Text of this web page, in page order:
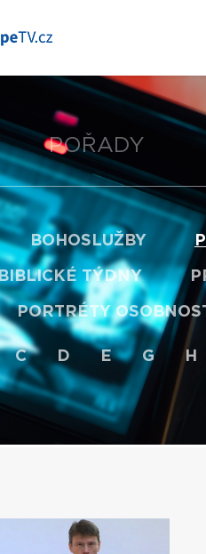
POŘADY
BOHOSLUŽBY
BIBLICKÉ TÝDNY
PORTRÉTY
C D E G H